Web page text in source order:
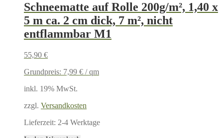
Schneematte auf Rolle 200g/m², 1,40 x
5 m ca. 2 cm dick, 7 m², nicht
entflammbar M1
55,90 €
Grundpreis: 7,99 € /qm
inkl. 19% MwSt.
zzgl. Versandkosten
Lieferzeit: 2-4 Werktage